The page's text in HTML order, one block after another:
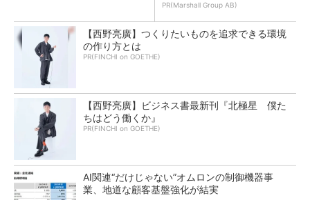
PR(Marshall Group AB)
【西野亮廣】つくりたいものを追求できる環境
の作り方とは
PR(FINCHI on GOETHE)
【西野亮廣】ビジネス書最新刊『北極星 僕た
ちはどう働くか』
PR(FINCHI on GOETHE)
AI関連“だけじゃない”オムロンの制御機器事
業、地道な顧客基盤強化が結実